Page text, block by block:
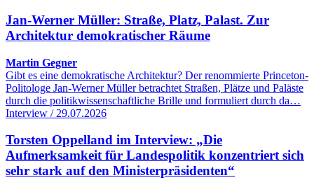
Jan-Werner Müller: Straße, Platz, Palast. Zur
Architektur demokratischer Räume
Martin Gegner
Gibt es eine demokratische Architektur? Der renommierte Princeton-
Politologe Jan-Werner Müller betrachtet Straßen, Plätze und Paläste
durch die politikwissenschaftliche Brille und formuliert durch da…
Interview / 29.07.2026
Torsten Oppelland im Interview: „Die
Aufmerksamkeit für Landespolitik konzentriert sich
sehr stark auf den Ministerpräsidenten“